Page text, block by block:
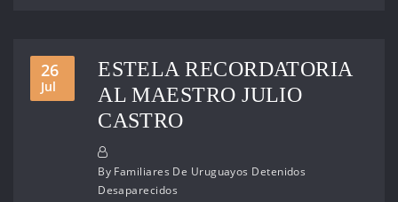
26
Jul
ESTELA RECORDATORIA
AL MAESTRO JULIO
CASTRO
By Familiares De Uruguayos Detenidos
Desaparecidos